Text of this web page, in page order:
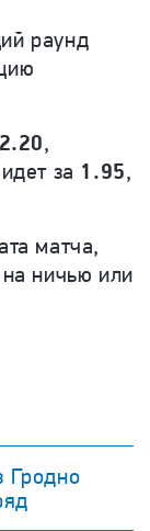
раунд
2.20,
за 1.95,
матча,
ничью или
Гродно